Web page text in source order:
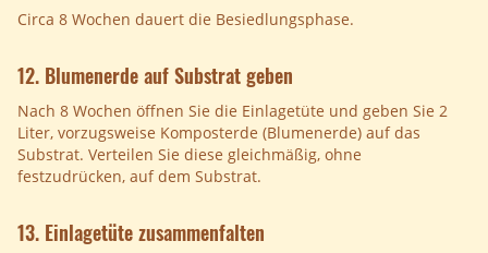
Circa 8 Wochen dauert die Besiedlungsphase.
12. Blumenerde auf Substrat geben
Nach 8 Wochen öffnen Sie die Einlagetüte und geben Sie 2
Liter, vorzugsweise Komposterde (Blumenerde) auf das
Substrat. Verteilen Sie diese gleichmäßig, ohne
festzudrücken, auf dem Substrat.
13. Einlagetüte zusammenfalten